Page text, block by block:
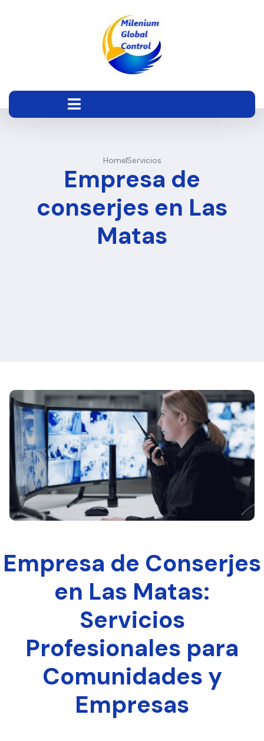
HomeServicios
Empresa de
conserjes en Las
Matas
Empresa de Conserjes
en Las Matas:
Servicios
Profesionales para
Comunidades y
Empresas